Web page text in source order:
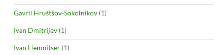
Gavril Hruštšov-Sokolnikov (1)
Ivan Dmitrijev (1)
Ivan Hemnitser (1)